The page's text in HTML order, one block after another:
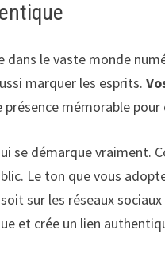
le vaste monde
marquer les esprits.
mémorable pour
se démarque vraiment.
Le ton que vous
sur les réseaux
et crée un lien